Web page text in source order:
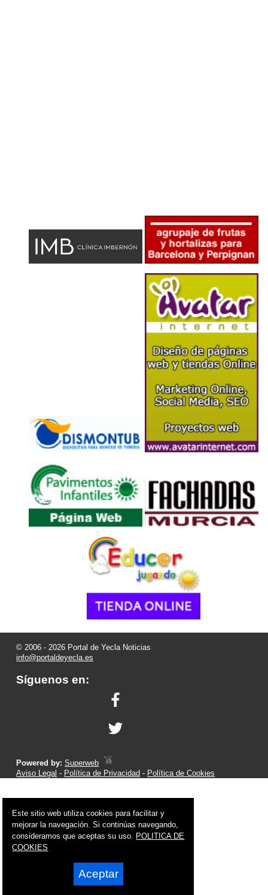
© 2006 - 2026 Portal de Yecla Noticias
info@portaldeyecla.es
Síguenos en:
Powered by:Superweb
Aviso Legal - Política de Privacidad - Política de Cookies
Este sitio web utiliza cookies para facilitar y
mejorar la navegación. Si continúas navegando,
consideramos que aceptas su uso. POLITICA DE
COOKIES
Aceptar